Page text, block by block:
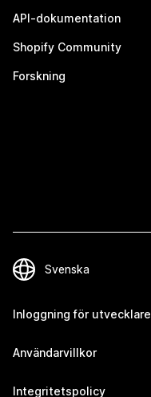
API-dokumentation
Shopify Community
Forskning
Inloggning för utvecklare
Användarvillkor
Integritetspolicy